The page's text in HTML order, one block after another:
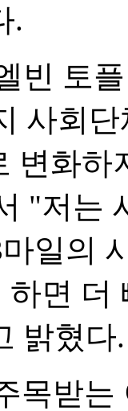
.
빈 토
사회
변화
"저는
일의
면 더
밝혔다.
목받